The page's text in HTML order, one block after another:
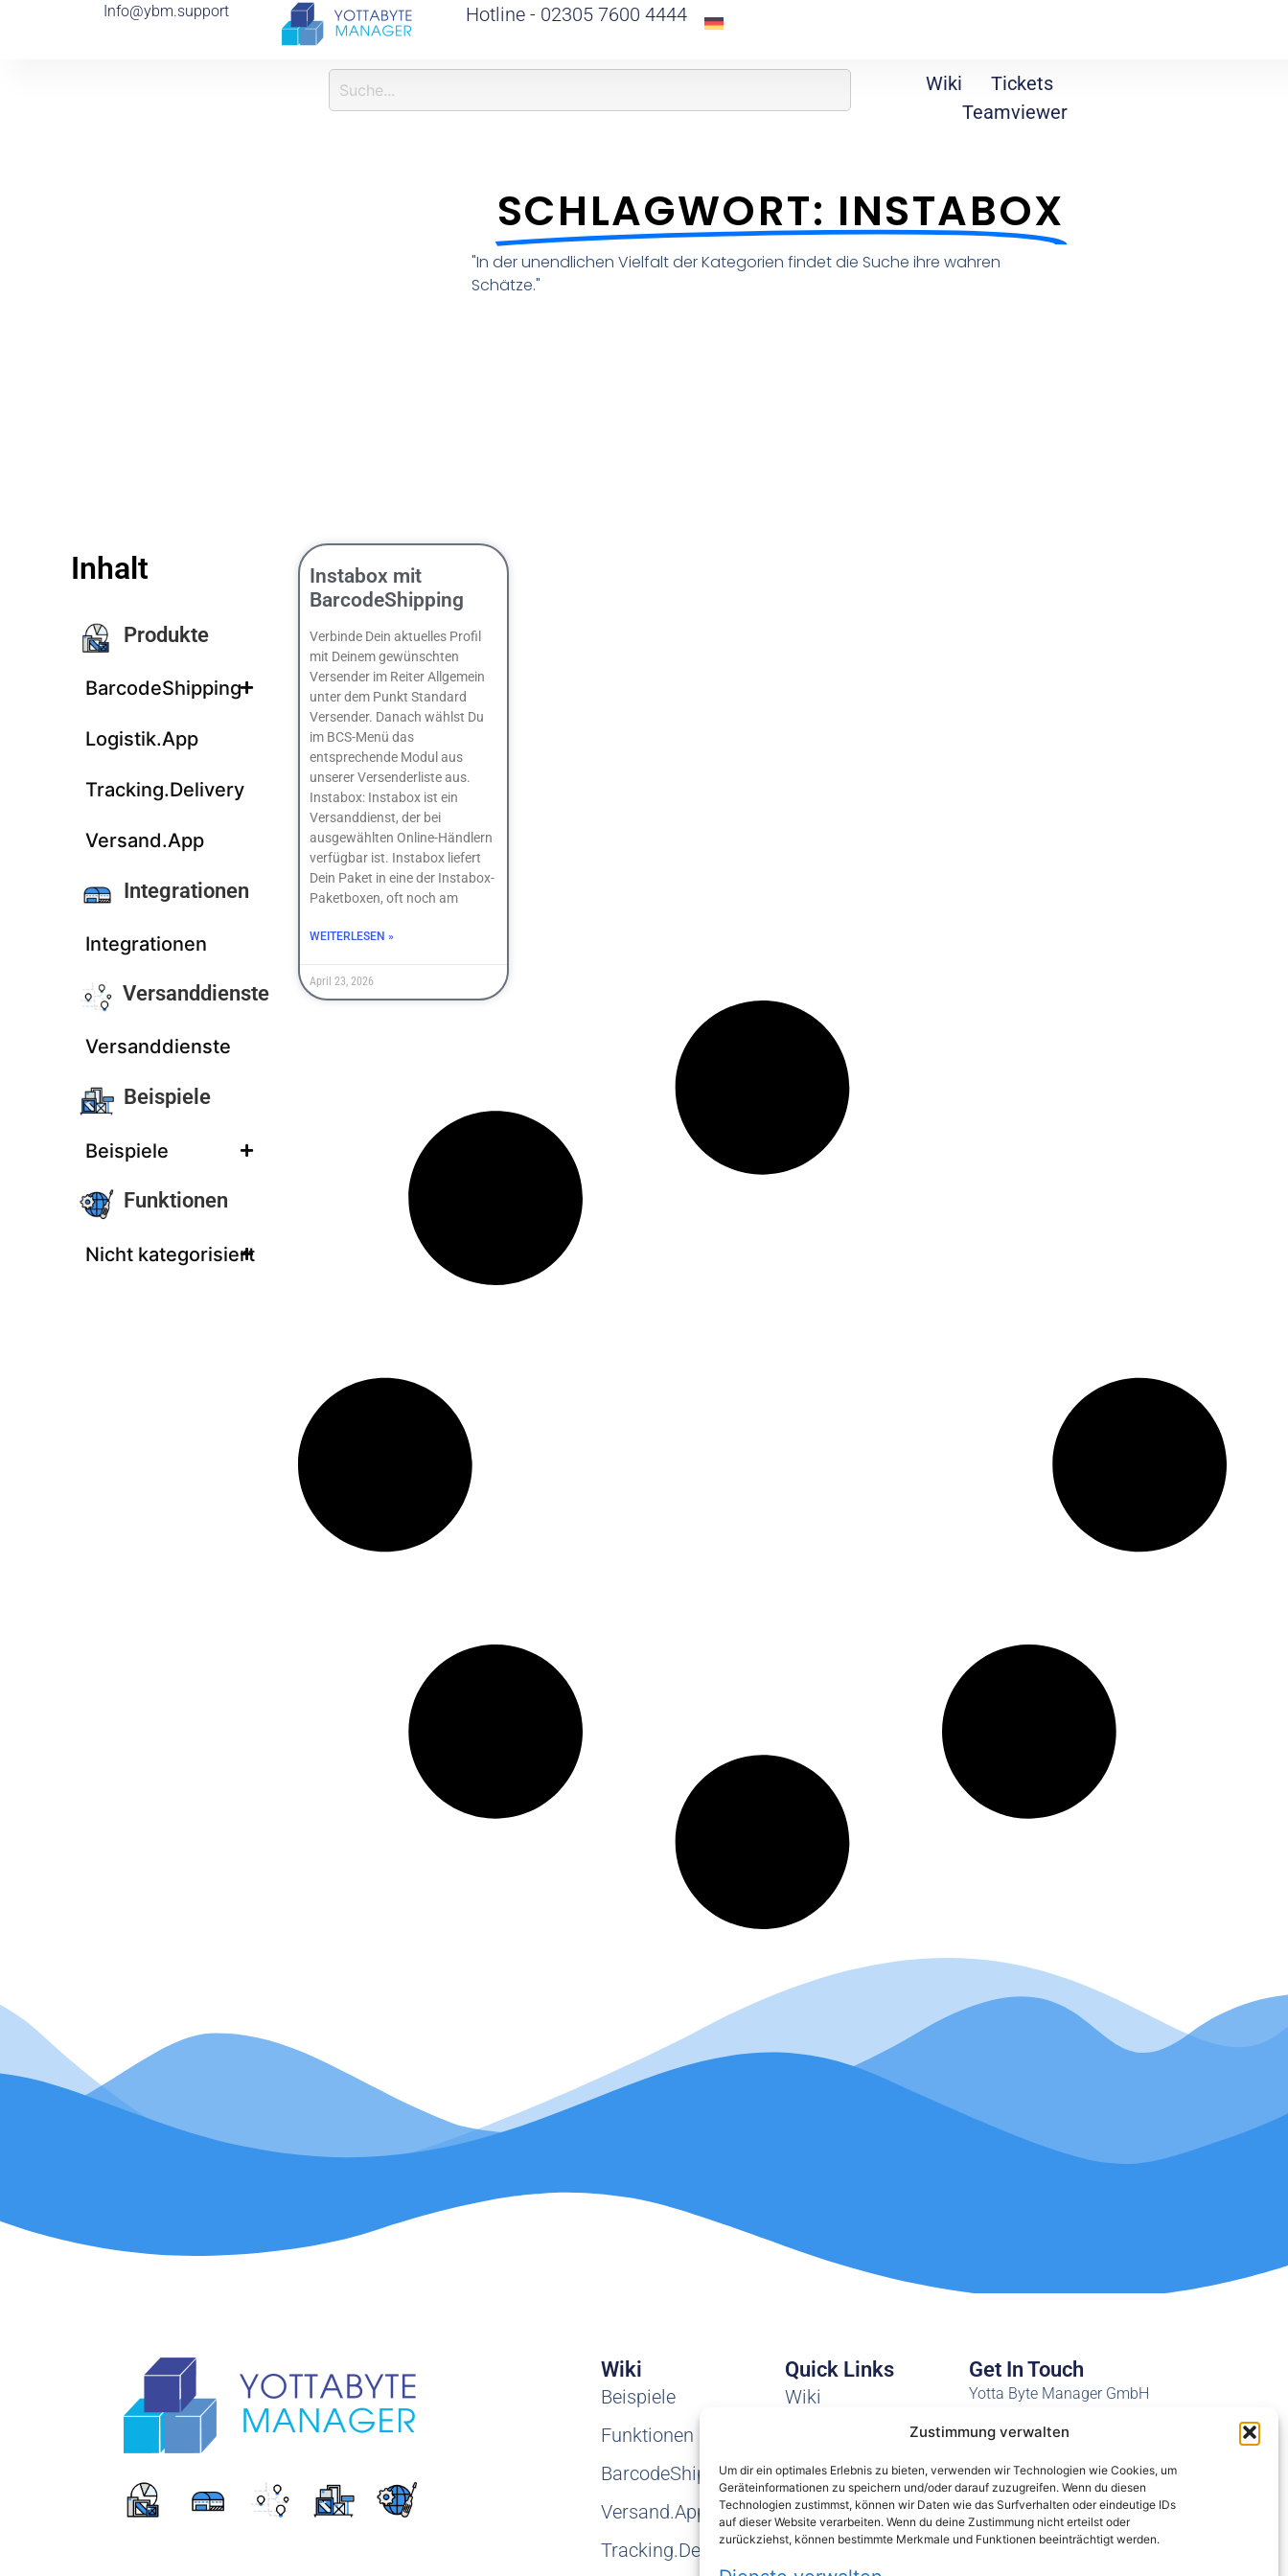
Zustimmung verwalten
Um dir ein optimales Erlebnis zu bieten, verwenden wir Technologien wie Cookies, um
Geräteinformationen zu speichern und/oder darauf zuzugreifen. Wenn du diesen
Technologien zustimmst, können wir Daten wie das Surfverhalten oder eindeutige IDs
auf dieser Website verarbeiten. Wenn du deine Zustimmung nicht erteilst oder
zurückziehst, können bestimmte Merkmale und Funktionen beeinträchtigt werden.
Info@ybm.support Hotline - 02305 7600 4444
Wiki
Tickets
Teamviewer
SCHLAGWORT: INSTABOX
"In der unendlichen Vielfalt der Kategorien findet die Suche ihre wahren
Schätze."
Inhalt
Produkte
BarcodeShipping
Logistik.App
Tracking.Delivery
Versand.App
Integrationen
Integrationen
Versanddienste
Versanddienste
Beispiele
Beispiele
Funktionen
Nicht kategorisiert
Instabox mit
BarcodeShipping
Verbinde Dein aktuelles Profil
mit Deinem gewünschten
Versender im Reiter Allgemein
unter dem Punkt Standard
Versender. Danach wählst Du
im BCS-Menü das
entsprechende Modul aus
unserer Versenderliste aus.
Instabox: Instabox ist ein
Versanddienst, der bei
ausgewählten Online-Händlern
verfügbar ist. Instabox liefert
Dein Paket in eine der Instabox-
Paketboxen, oft noch am
WEITERLESEN »
April 23, 2026
Wiki
Beispiele
Funktionen
BarcodeShipping
Versand.App
Tracking.Delivery
Quick Links
Wiki
Teamviewer
Get In Touch
Yotta Byte Manager GmbH
44575 Castrop-Rauxel
Email:
ticket@ybm.support
Tel: +49 2305 7600 4444